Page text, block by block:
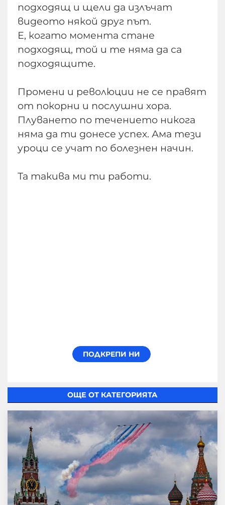
подходящ и щели да излъчат
видеото някой друг път.
Е, когато момента стане
подходящ, той и те няма да са
подходящите.
Промени и революции не се правят
от покорни и послушни хора.
Плуването по течението никога
няма да ти донесе успех. Ама тези
уроци се учат по болезнен начин.
Та такива ми ти работи.
ОЩЕ ОТ КАТЕГОРИЯТА